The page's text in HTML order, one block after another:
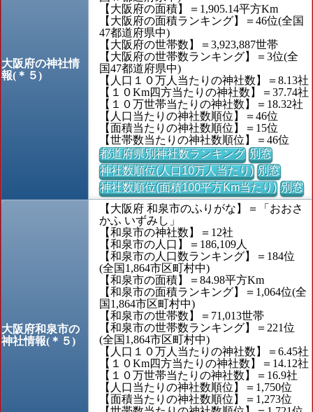
大阪府の神社情
報(＊５)
【大阪府の面積】＝1,905.14平方Km
【大阪府の面積ランキング】＝46位(全国
47都道府県中)
【大阪府の世帯数】＝3,923,887世帯
【大阪府の世帯数ランキング】＝3位(全
国47都道府県中)
【人口１０万人当たりの神社数】＝8.13社
【１０Km四方当たりの神社数】＝37.74社
【１０万世帯当たりの神社数】＝18.32社
【人口当たりの神社数順位】＝46位
【面積当たりの神社数順位】＝15位
【世帯数当たりの神社数順位】＝46位
都道府県別神社数ランキング 別窓
神社数順位(人口10万人当たり) 別窓
神社数順位(面積100平方Km当たり) 別窓
大阪府和泉市の
神社情報(＊５)
【大阪府 和泉市のふりがな】＝「おおさ
かふ いずみし」
【和泉市の神社数】＝12社
【和泉市の人口】＝186,109人
【和泉市の人口数ランキング】＝184位
(全国1,864市区町村中)
【和泉市の面積】＝84.98平方Km
【和泉市の面積ランキング】＝1,064位(全
国1,864市区町村中)
【和泉市の世帯数】＝71,013世帯
【和泉市の世帯数ランキング】＝221位
(全国1,864市区町村中)
【人口１０万人当たりの神社数】＝6.45社
【１０Km四方当たりの神社数】＝14.12社
【１０万世帯当たりの神社数】＝16.9社
【人口当たりの神社数順位】＝1,750位
【面積当たりの神社数順位】＝1,273位